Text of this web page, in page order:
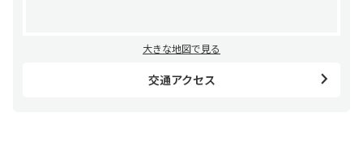
大きな地図で見る
交通アクセス